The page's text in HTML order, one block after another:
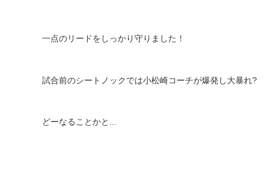
一点のリードをしっかり守りました！
試合前のシートノックでは小松崎コーチが爆発し大暴れ?
どーなることかと